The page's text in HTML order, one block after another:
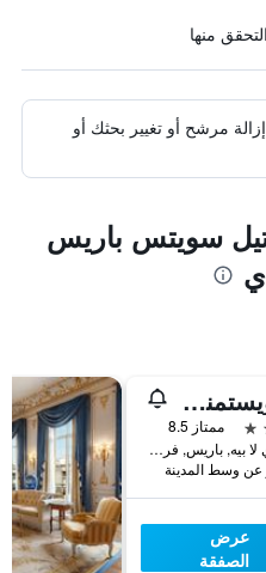
مرشح أو تغيير بحثك أو
سويتس باريس
فندق ويستمنستر
ممتاز 8.5
13 شارع دي لا بيه, باريس, فرنسا
عرض
الصفقة